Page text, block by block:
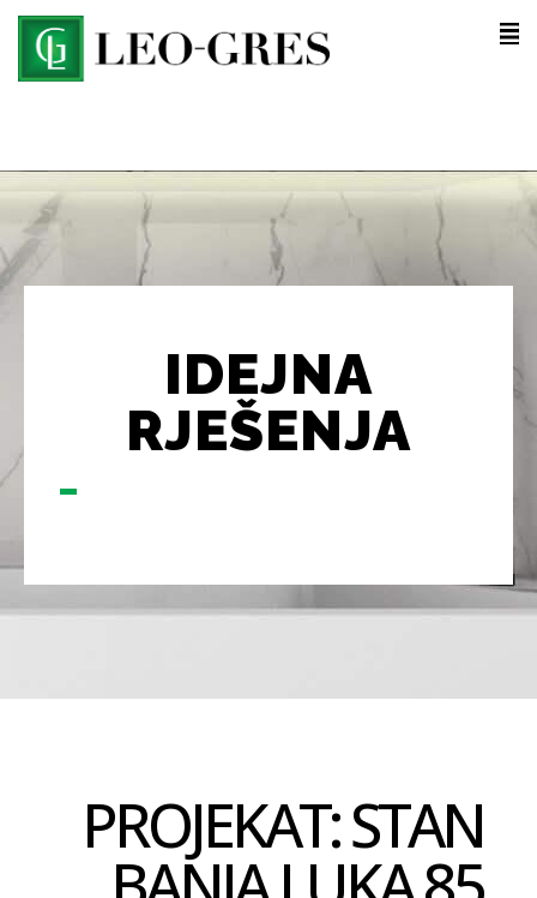
IDEJNA
RJEŠENJA
PROJEKAT: STAN